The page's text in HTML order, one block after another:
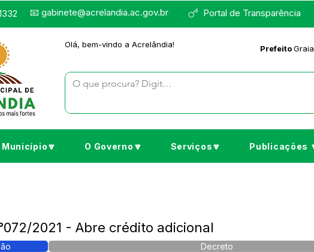
Portal de Transparência
📧 gabinete@acrelandia.ac.gov.br
Olá, bem-vindo a Acrelândia! Prefeito
Município🔽 O Governo🔽 Serviços🔽 Publicações
2021 - Abre crédito adicional
Decreto